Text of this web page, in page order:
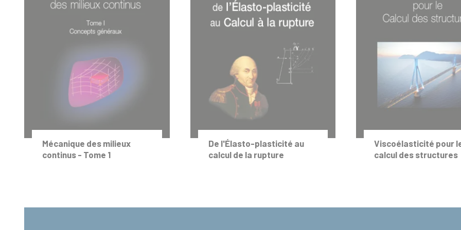
Mécanique des milieux
continus - Tome 1
De l'Élasto-plasticité au
calcul de la rupture
Viscoélasticité pour
calcul des structures